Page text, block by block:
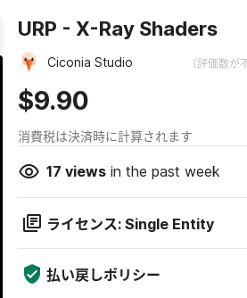
URP - X-Ray Shaders
Ciconia Studio （評価数が
$9.90
消費税は決済時に計算されます
17 viewsin the past week
ライセンス: Single Entity
払い戻しポリシー